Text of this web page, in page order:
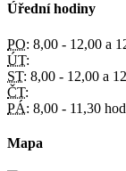
Úřední hodiny
PO: 8,00 - 12,00 a
ÚT:
ST: 8,00 - 12,00 a
ČT:
PÁ: 8,00 - 11,30
Mapa